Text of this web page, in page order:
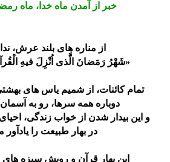
خبر از آمدن ماه خدا، ماه
از مناره های بلند عرش،
«شَهْرُ رَمَضانَ الَّذی اُنْزِلَ فیهِ
تمام کائنات، از شمیم یاس های
دوباره همه سرها، رو به
و این بیدار شدن از خواب زندگی،
در بهار طبیعت را
این بهارِ قرآن و رویش سبزه